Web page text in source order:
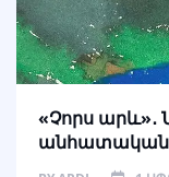
«Չորս արև»․
անհատական